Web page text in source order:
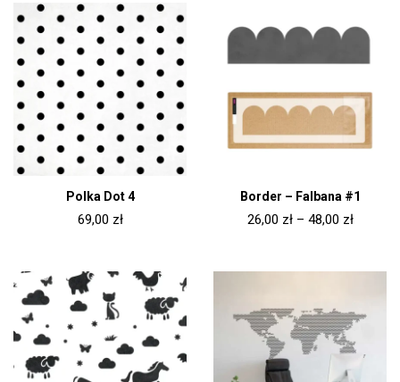
Polka Dot 4
69,00 zł
Border – Falbana #1
26,00 zł – 48,00 zł